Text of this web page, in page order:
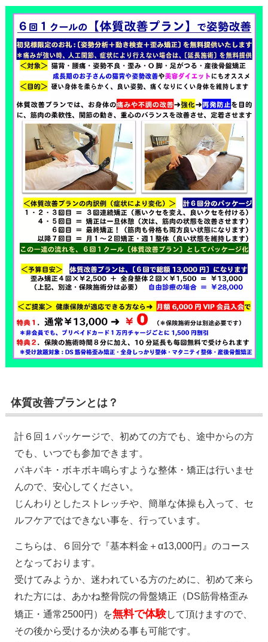
体質改善プランとは？
計６回１パッケージで、初めての方でも、途中からの方
でも、いつでも参加できます。
パキパキ・ボキボキ鳴らすような整体・矯正は行いませ
んので、安心してください。
じんわりとしたストレッチや、簡単な体操も入って、セ
ルフケアではできない事を、行っています。
こちらは、６回分で『基本料金＋α13,000円』のコース
となっております。
受けてみようか、迷われている方のために、初めて来ら
れた方には、あかね整骨院の骨盤矯正（DS筋骨格歪み
矯正・通常2500円）を無料で体験して頂けますので、
その後から受けるか決める事も可能です。